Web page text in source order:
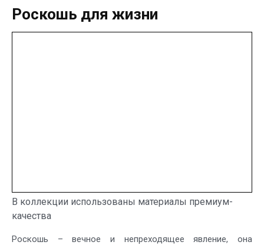
Роскошь для жизни
В коллекции использованы материалы премиум-
качества
Роскошь – вечное и непреходящее явление, она